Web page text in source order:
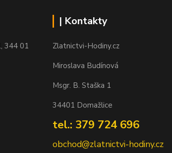
344 01
| Kontakty
Zlatnictvi-Hodiny.cz
Miroslava Budínová
Msgr. B. Staška 1
34401 Domažlice
tel.: 379 724 696
obchod@zlatnictvi-hodiny.cz